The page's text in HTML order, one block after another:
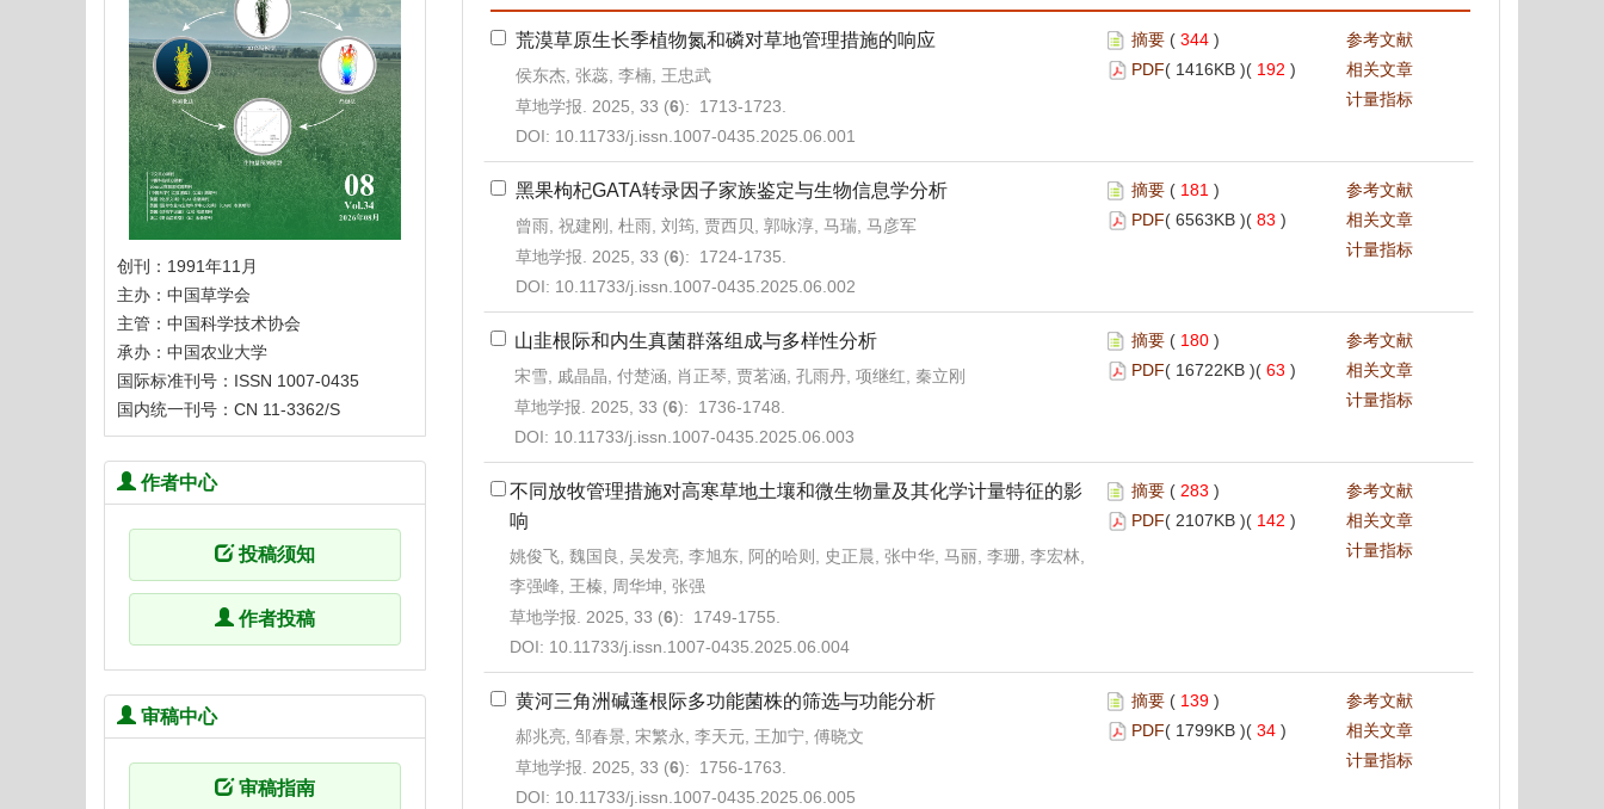
荒漠草原生长季植物氮和磷对草地管理措施的响应
侯东杰, 张蕊, 李楠, 王忠武
草地学报. 2025, 33 (6): 1713-1723.
DOI: 10.11733/j.issn.1007-0435.2025.06.001
摘要 ( 344 )
PDF( 1416KB )( 192 )
参考文献
相关文章
计量指标
黑果枸杞GATA转录因子家族鉴定与生物信息学分析
曾雨, 祝建刚, 杜雨, 刘筠, 贾西贝, 郭咏淳, 马瑞, 马彦军
草地学报. 2025, 33 (6): 1724-1735.
DOI: 10.11733/j.issn.1007-0435.2025.06.002
摘要 ( 181 )
PDF( 6563KB )( 83 )
参考文献
相关文章
计量指标
山韭根际和内生真菌群落组成与多样性分析
宋雪, 戚晶晶, 付楚涵, 肖正琴, 贾茗涵, 孔雨丹, 项继红, 秦立刚
草地学报. 2025, 33 (6): 1736-1748.
DOI: 10.11733/j.issn.1007-0435.2025.06.003
摘要 ( 180 )
PDF( 16722KB )( 63 )
参考文献
相关文章
计量指标
不同放牧管理措施对高寒草地土壤和微生物量及其化学计量特征的影
响
姚俊飞, 魏国良, 吴发亮, 李旭东, 阿的哈则, 史正晨, 张中华, 马丽, 李珊, 李宏林,
李强峰, 王榛, 周华坤, 张强
草地学报. 2025, 33 (6): 1749-1755.
DOI: 10.11733/j.issn.1007-0435.2025.06.004
摘要 ( 283 )
PDF( 2107KB )( 142 )
参考文献
相关文章
计量指标
黄河三角洲碱蓬根际多功能菌株的筛选与功能分析
郝兆亮, 邹春景, 宋繁永, 李天元, 王加宁, 傅晓文
草地学报. 2025, 33 (6): 1756-1763.
DOI: 10.11733/j.issn.1007-0435.2025.06.005
摘要 ( 139 )
PDF( 1799KB )( 34 )
参考文献
相关文章
计量指标
创刊：1991年11月
主办：中国草学会
主管：中国科学技术协会
承办：中国农业大学
国际标准刊号：ISSN 1007-0435
国内统一刊号：CN 11-3362/S
作者中心
投稿须知
作者投稿
审稿中心
审稿指南